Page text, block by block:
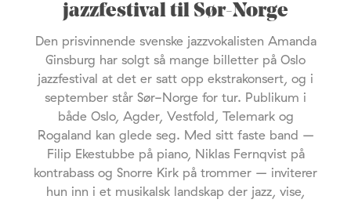
jazzfestival til Sør-Norge
Den prisvinnende svenske jazzvokalisten Amanda
Ginsburg har solgt så mange billetter på Oslo
jazzfestival at det er satt opp ekstrakonsert, og i
september står Sør-Norge for tur. Publikum i
både Oslo, Agder, Vestfold, Telemark og
Rogaland kan glede seg. Med sitt faste band –
Filip Ekestubbe på piano, Niklas Fernqvist på
kontrabass og Snorre Kirk på trommer – inviterer
hun inn i et musikalsk landskap der jazz, vise,